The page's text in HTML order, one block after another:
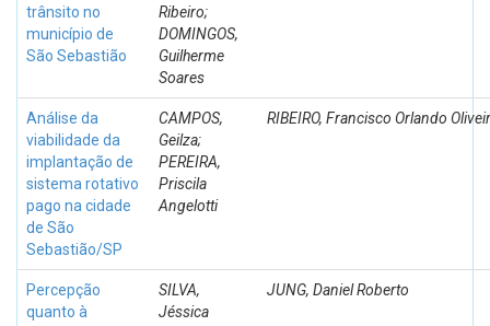
trânsito no
município de
São Sebastião
Ribeiro;
DOMINGOS,
Guilherme
Soares
Análise da
viabilidade da
implantação de
sistema rotativo
pago na cidade
de São
Sebastião/SP
CAMPOS,
Geilza;
PEREIRA,
Priscila
Angelotti
RIBEIRO, Francisco Orlando
Percepção
quanto à
SILVA,
Jéssica
JUNG, Daniel Roberto